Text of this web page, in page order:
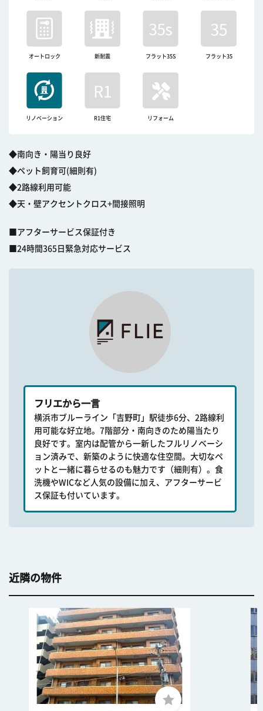
オートロック 新耐震 フラット35S フラット35
リノベーション R1住宅 リフォーム
◆南向き・陽当り良好
◆ペット飼育可(細則有)
◆2路線利用可能
◆天・壁アクセントクロス+間接照明
■アフターサービス保証付き
■24時間365日緊急対応サービス
フリエから一言
横浜市ブルーライン「吉野町」駅徒歩6分、2路線利
用可能な好立地。7階部分・南向きのため陽当たり
良好です。室内は配管から一新したフルリノベーシ
ョン済みで、新築のように快適な住空間。大切なペ
ットと一緒に暮らせるのも魅力です（細則有）。食
洗機やWICなど人気の設備に加え、アフターサービ
ス保証も付いています。
近隣の物件